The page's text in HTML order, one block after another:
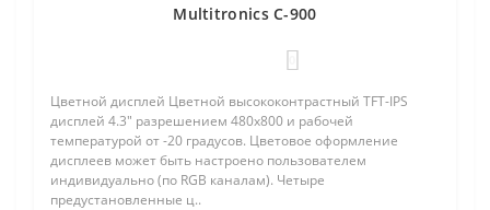
Multitronics C-900
Цветной дисплей Цветной высококонтрастный TFT-IPS
дисплей 4.3" разрешением 480х800 и рабочей
температурой от -20 градусов. Цветовое оформление
дисплеев может быть настроено пользователем
индивидуально (по RGB каналам). Четыре
предустановленные ц..